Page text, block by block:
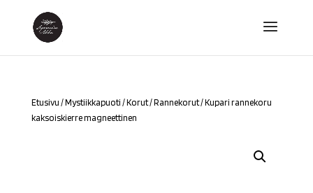
Etusivu /Mystiikkapuoti /Korut/Rannekorut/ Kupari rannekoru
kaksoiskierre magneettinen